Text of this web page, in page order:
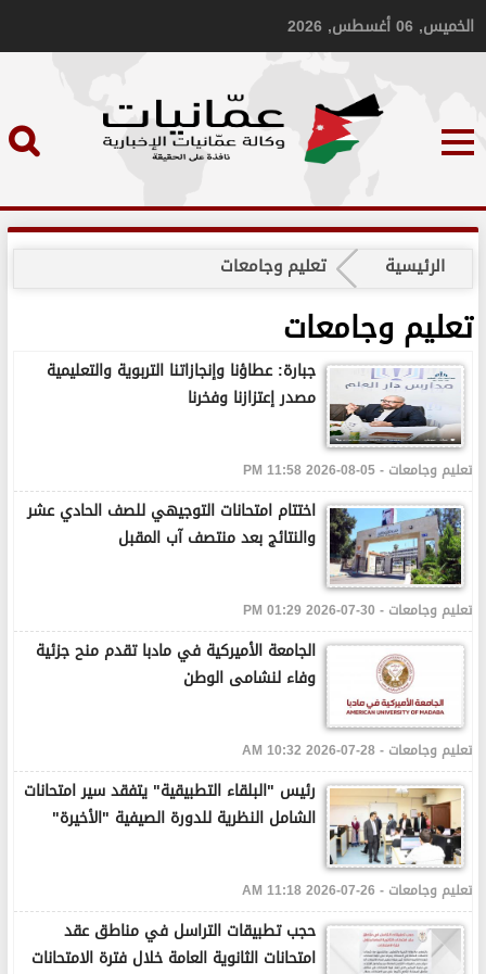
الخميس, 06 أغسطس, 2026
الرئيسية تعليم وجامعات
تعليم وجامعات
جبارة: عطاؤنا وإنجازاتنا التربوية والتعليمية
مصدر إعتزازنا وفخرنا
تعليم وجامعات - 05-08-2026 11:58 PM
اختتام امتحانات التوجيهي للصف الحادي عشر
والنتائج بعد منتصف آب المقبل
تعليم وجامعات - 30-07-2026 01:29 PM
الجامعة الأميركية في مادبا تقدم منح جزئية
وفاء لنشامى الوطن
تعليم وجامعات - 28-07-2026 10:32 AM
رئيس "البلقاء التطبيقية" يتفقد سير امتحانات
الشامل النظرية للدورة الصيفية "الأخيرة"
تعليم وجامعات - 26-07-2026 11:18 AM
حجب تطبيقات التراسل في مناطق عقد
امتحانات الثانوية العامة خلال فترة الامتحانات